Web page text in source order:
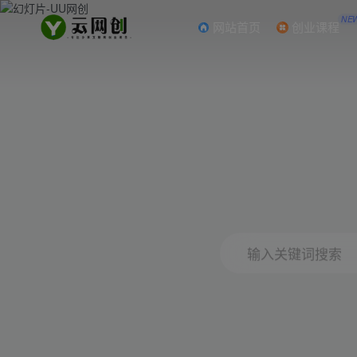
创业课程
输入关键词搜索